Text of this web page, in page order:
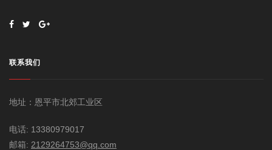
联系我们
地址：恩平市北郊工业区
电话: 13380979017
邮箱: 2129264753@qq.com